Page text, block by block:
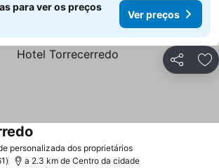
para ver os preços
Ver preços
Partilhar
personalizada dos proprietários
a 2.3 km de Centro da cidade